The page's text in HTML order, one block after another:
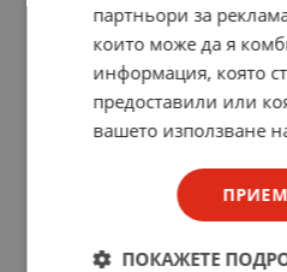
партньори за
които може да я
информация, която
предоставили или
вашето използване
ПОКАЖЕТЕ